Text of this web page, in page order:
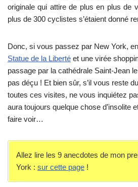
originale qui attire de plus en plus de
plus de 300 cyclistes s’étaient donné
Donc, si vous passez par New York,
Statue de la Liberté et une virée
passage par la cathédrale Saint-Jean
pas déçu ! Et bien sûr, s’il vous reste
toutes ces visites, ne vous inquiétez
aura toujours quelque chose d’insolite
faire voir…
Allez lire les 9 anecdotes de mon
York : sur cette page !